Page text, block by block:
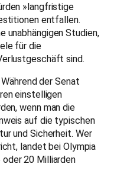
»langfristige
entfallen.
unabhängigen Studien,
für die
sind.
Während der Senat
einstelligen
wenn man die
auf die typischen
und Sicherheit. Wer
landet bei Olympia
20 Milliarden